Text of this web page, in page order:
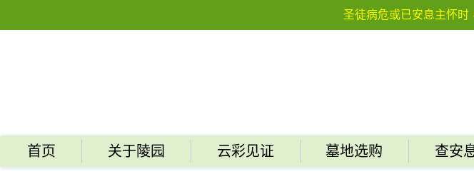
圣徒病危或已安息主怀时
首页 关于陵园 云彩见证 墓地选购 查安